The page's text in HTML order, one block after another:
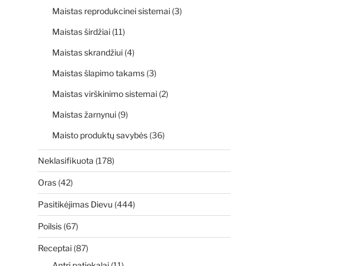
Maistas reprodukcinei sistemai(3)
Maistas širdžiai(11)
Maistas skrandžiui(4)
Maistas šlapimo takams(3)
Maistas virškinimo sistemai(2)
Maistas žarnynui(9)
Maisto produktų savybės(36)
Neklasifikuota (178)
Oras(42)
Pasitikėjimas Dievu (444)
Poilsis(67)
Receptai(87)